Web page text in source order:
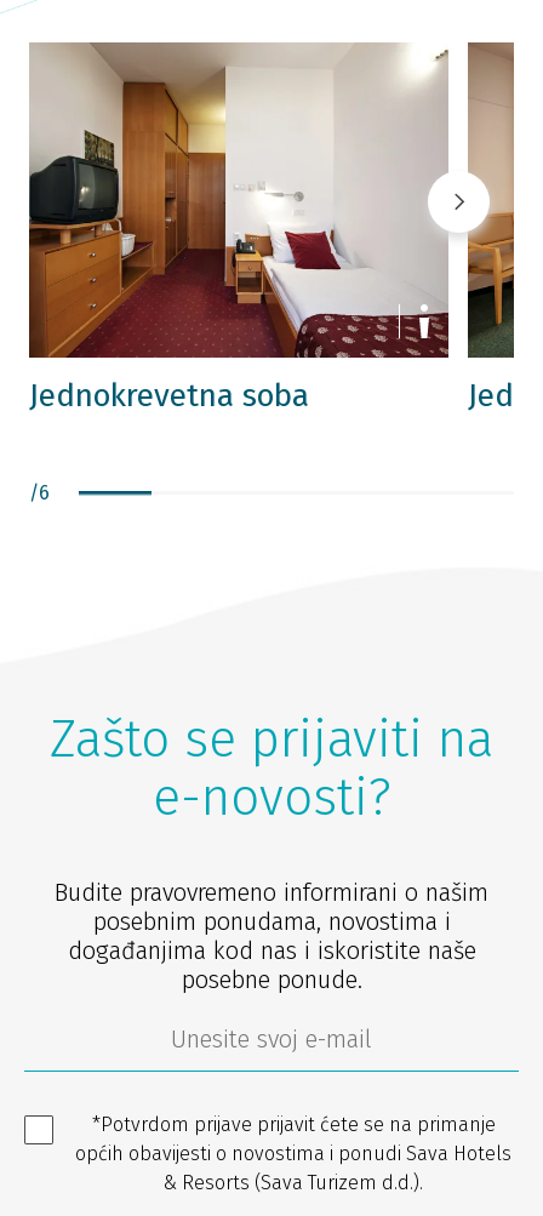
Jednokrevetna soba
/6
Zašto se prijaviti na
e-novosti?
Budite pravovremeno informirani o našim
posebnim ponudama, novostima i
događanjima kod nas i iskoristite naše
posebne ponude.
*Potvrdom prijave prijavit ćete se na primanje
općih obavijesti o novostima i ponudi Sava Hotels
& Resorts (Sava Turizem d.d.).